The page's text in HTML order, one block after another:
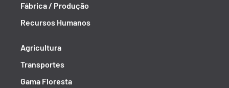
Fábrica / Produção
Recursos Humanos
Agricultura
Transportes
Gama Floresta